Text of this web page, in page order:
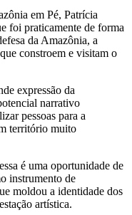
em Pé, Patrícia
foi praticamente de forma
da Amazônia, a
constroem e visitam o
expressão da
narrativo
pessoas para a
território muito
é uma oportunidade de
instrumento de
moldou a identidade dos
artística.